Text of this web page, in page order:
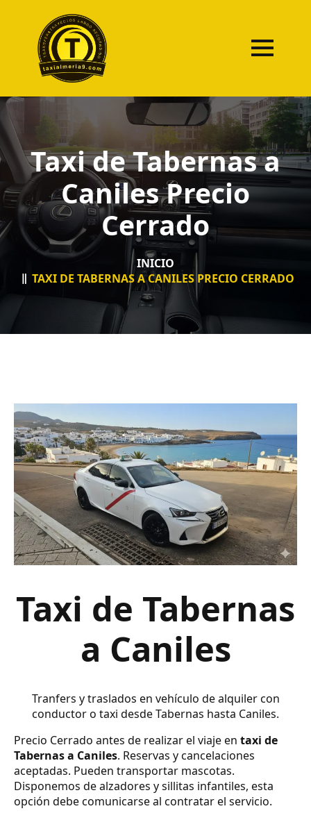
Taxi de Tabernas a
Caniles Precio
Cerrado
INICIO
TAXI DE TABERNAS A CANILES PRECIO CERRADO
Taxi de Tabernas
a Caniles
Tranfers y traslados en vehículo de alquiler con
conductor o taxi desde Tabernas hasta Caniles.
Precio Cerrado antes de realizar el viaje en taxi de
Tabernas a Caniles. Reservas y cancelaciones
aceptadas. Pueden transportar mascotas.
Disponemos de alzadores y sillitas infantiles, esta
opción debe comunicarse al contratar el servicio.